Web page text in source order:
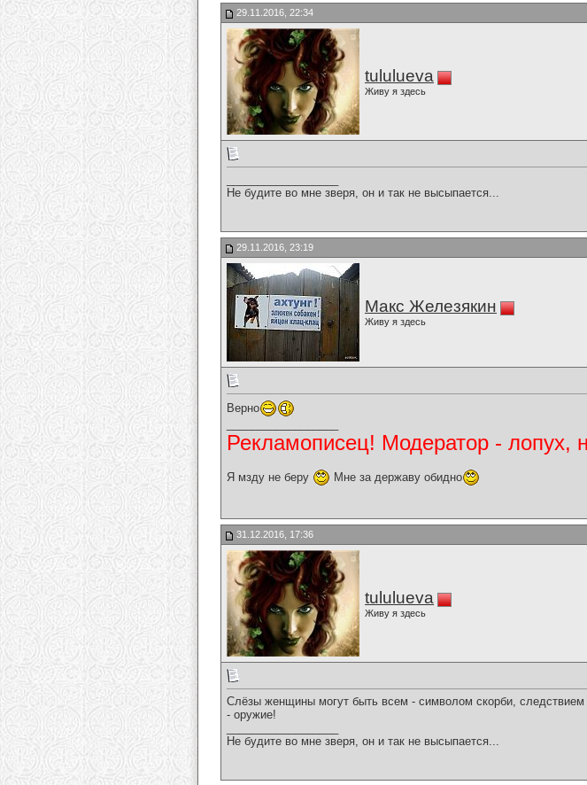
29.11.2016, 22:34
tululueva
Живу я здесь
Не будите во мне зверя, он и так не высыпается...
29.11.2016, 23:19
Макс Железякин
Живу я здесь
Верно
Рекламописец! Модератор - лопух,
Я мзду не беру Мне за державу обидно
31.12.2016, 17:36
tululueva
Живу я здесь
Слёзы женщины могут быть всем - символом скорби, следствием
- оружие!
Не будите во мне зверя, он и так не высыпается...